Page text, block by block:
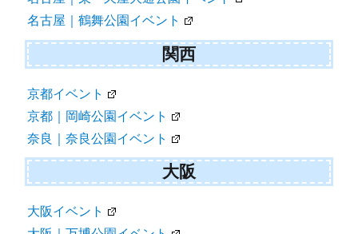
名古屋｜鶴舞公園イベント
関西
京都イベント
京都｜岡崎公園イベント
奈良｜奈良公園イベント
大阪
大阪イベント